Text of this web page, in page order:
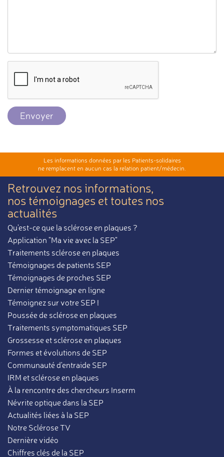
Envoyer
Les informations données par les Patients-solidaires
ne remplacent en aucun cas la relation patient/médecin.
Retrouvez nos informations,
nos témoignages et toutes nos
actualités
Qu'est-ce que la sclérose en plaques ?
Application "Ma vie avec la SEP"
Traitements sclérose en plaques
Témoignages de patients SEP
Témoignages de proches SEP
Dernier témoignage en ligne
Témoignez sur votre SEP !
Poussée de sclérose en plaques
Traitements symptomatiques SEP
Grossesse et sclérose en plaques
Formes et évolutions de SEP
Communauté d'entraide SEP
IRM et sclérose en plaques
À la rencontre des chercheurs Inserm
Névrite optique dans la SEP
Actualités liées à la SEP
Notre Sclérose TV
Dernière vidéo
Chiffres clés de la SEP